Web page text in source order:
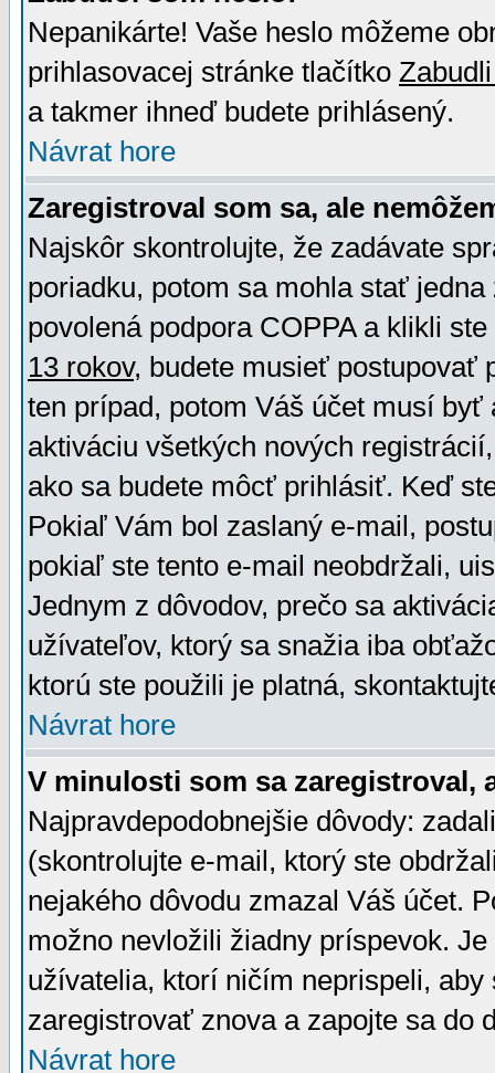
Nepanikárte! Vaše heslo môžeme
prihlasovacej stránke tlačítko
a takmer ihneď budete prihlásený.
Návrat hore
Zaregistroval som sa, ale
Najskôr skontrolujte, že zadávate
poriadku, potom sa mohla stať
povolená podpora COPPA a klikli
13 rokov, budete musieť postupovať
ten prípad, potom Váš účet musí
aktiváciu všetkých nových
ako sa budete môcť prihlásiť. Keď
Pokiaľ Vám bol zaslaný e-mail,
pokiaľ ste tento e-mail neobdržali,
Jednym z dôvodov, prečo sa
užívateľov, ktorý sa snažia iba
ktorú ste použili je platná,
Návrat hore
V minulosti som sa zaregistroval,
Najpravdepodobnejšie dôvody:
(skontrolujte e-mail, ktorý ste
nejakého dôvodu zmazal Váš účet.
možno nevložili žiadny príspevok.
užívatelia, ktorí ničím neprispeli,
zaregistrovať znova a zapojte sa do
Návrat hore